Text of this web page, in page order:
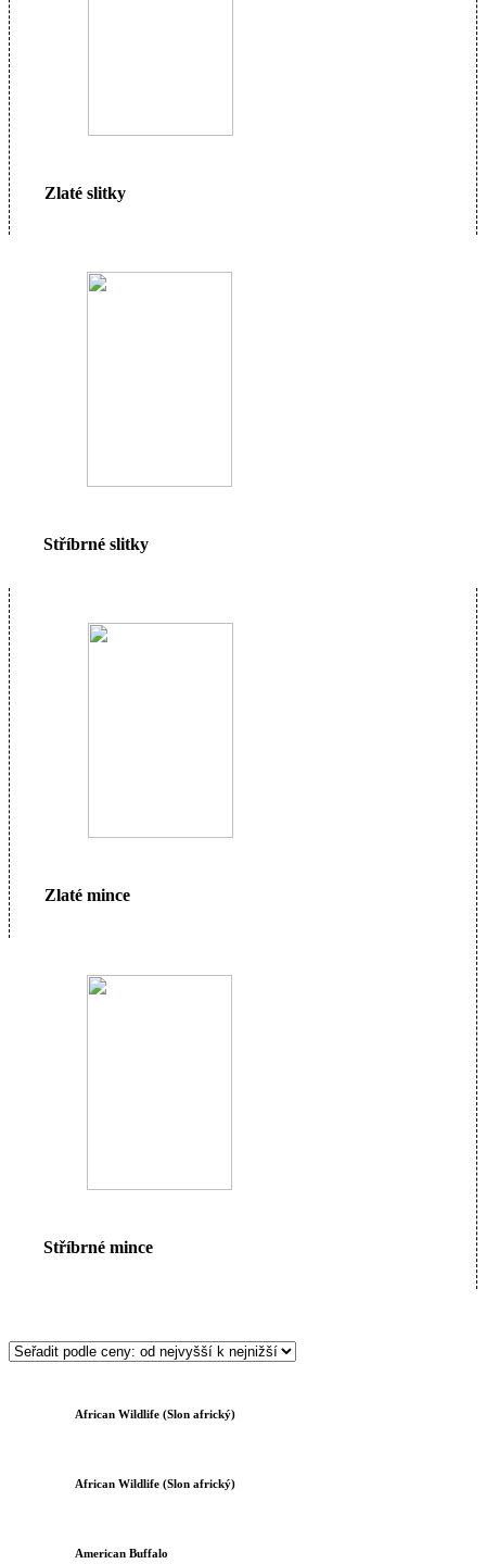
Zlaté slitky
Stříbrné slitky
Zlaté mince
Stříbrné mince
African Wildlife (Slon africký)
African Wildlife (Slon africký)
American Buffalo